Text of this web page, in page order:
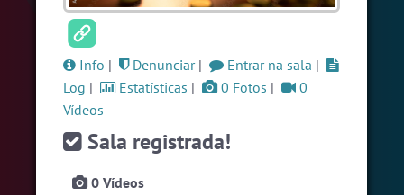
#Denuncias
6 usuarios
#Novanativa
#Brazink
5 usuarios
Ver todas as salas
🎁 Promoção
Info | Denunciar| Entrar na sala |
Log | Estatísticas | 0 Fotos |
0
Vídeos
Sala registrada!
0 Vídeos